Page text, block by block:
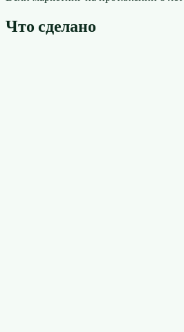
Что сделано